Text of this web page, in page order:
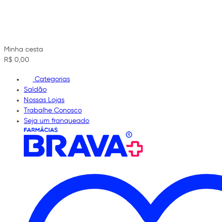
Minha cesta
R$ 0,00
Categorias
Saldão
Nossas Lojas
Trabalhe Conosco
Seja um franqueado